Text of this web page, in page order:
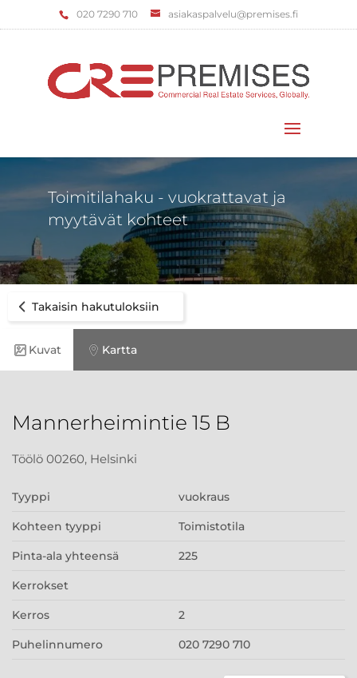
‌020 7290 710 asiakaspalvelu@premises.fi
Toimitilahaku - vuokrattavat ja
myytävät kohteet
Takaisin hakutuloksiin
Kuvat Kartta
Mannerheimintie 15 B
Töölö 00260, Helsinki
Tyyppi vuokraus
Kohteen tyyppi Toimistotila
Pinta-ala yhteensä 225
Kerrokset
Kerros 2
Puhelinnumero 020 7290 710